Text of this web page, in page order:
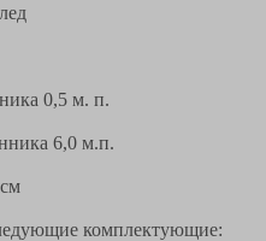
0,5 м. п.
6,0 м.п.
комплектующие: